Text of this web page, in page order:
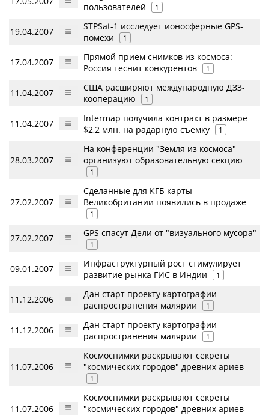
пользователей
1
19.04.2007
STPSat-1 исследует ионосферные GPS-
помехи
1
17.04.2007
Прямой прием снимков из космоса:
Россия теснит конкурентов
1
11.04.2007
США расширяют международную ДЗЗ-
кооперацию
1
11.04.2007
Intermap получила контракт в размере
$2,2 млн. на радарную съемку
1
28.03.2007
На конференции "Земля из космоса"
организуют образовательную секцию
1
27.02.2007
Сделанные для КГБ карты
Великобритании появились в продаже
1
27.02.2007 GPS спасут Дели от "визуального мусора"
1
09.01.2007
Инфраструктурный рост стимулирует
развитие рынка ГИС в Индии
1
11.12.2006
Дан старт проекту картографии
распространения малярии
1
11.12.2006
Дан старт проекту картографии
распространения малярии
1
11.07.2006
Космоснимки раскрывают секреты
"космических городов" древних ариев
1
11.07.2006
Космоснимки раскрывают секреты
"космических городов" древних ариев